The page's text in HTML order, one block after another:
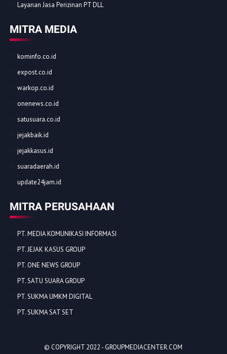
Layanan Jasa Perizinan PT DLL
MITRA MEDIA
kominfo.co.id
expost.co.id
warkop.co.id
onenews.co.id
satusuara.co.id
jejakbaik.id
jejakkasus.id
suaradaerah.id
update24jam.id
MITRA PERUSAHAAN
PT. MEDIA KOMUNIKASI INFORMASI
PT. JEJAK KASUS GROUP
PT. ONE NEWS GROUP
PT. SATU SUARA GROUP
PT. SUKMA UMKM DIGITAL
PT. SUKMA SAT SET
© COPYRIGHT 2022 - GROUPMEDIACENTER.COM